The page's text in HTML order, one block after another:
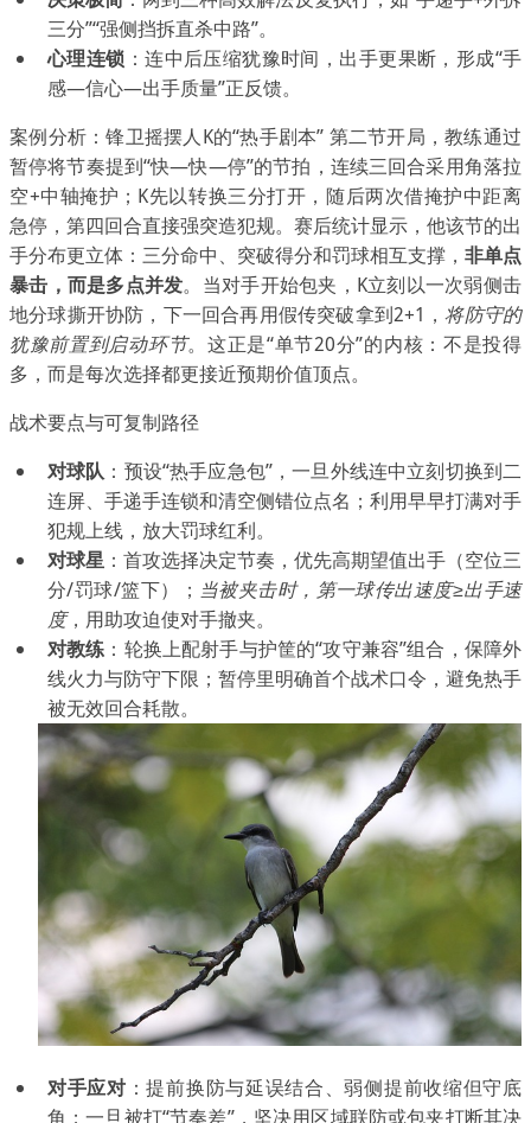
三分”“强侧挡拆直杀中路”。
心理连锁 ：连中后压缩犹豫时间，出手更果断，形成“手
感—信心—出手质量”正反馈。
案例分析：锋卫摇摆人K的“热手剧本” 第二节开局，教练通过
暂停将节奏提到“快—快—停”的节拍，连续三回合采用角落拉
空+中轴掩护；K先以转换三分打开，随后两次借掩护中距离
急停，第四回合直接强突造犯规。赛后统计显示，他该节的出
手分布更立体：三分命中、突破得分和罚球相互支撑， 非单点
暴击，而是多点并发。当对手开始包夹，K立刻以一次弱侧击
地分球撕开协防，下一回合再用假传突破拿到2+1，将防守的
犹豫前置到启动环节。这正是“单节20分”的内核：不是投得
多，而是每次选择都更接近预期价值顶点。
战术要点与可复制路径
对球队 ：预设“热手应急包”，一旦外线连中立刻切换到二
连屏、手递手连锁和清空侧错位点名；利用早早打满对手
犯规上线，放大罚球红利。
对球星 ：首攻选择决定节奏，优先高期望值出手（空位三
分/罚球/篮下）； 当被夹击时，第一球传出速度≥出手速
度，用助攻迫使对手撤夹。
对教练 ：轮换上配射手与护筐的“攻守兼容”组合，保障外
线火力与防守下限；暂停里明确首个战术口令，避免热手
被无效回合耗散。
对手应对 ：提前换防与延误结合、弱侧提前收缩但守底
角；一旦被打“节奏差”，坚决用区域联防或包夹打断其决